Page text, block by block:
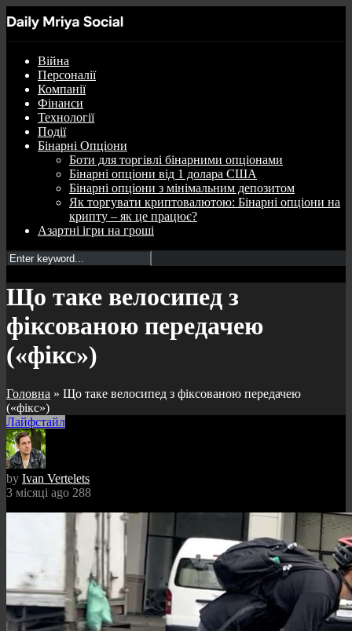
Війна
Персоналії
Компанії
Фінанси
Технології
Події
Бінарні Опціони
Боти для торгівлі бінарними опціонами
Бінарні опціони від 1 долара США
Бінарні опціони з мінімальним депозитом
Як торгувати криптовалютою: Бінарні опціони на
крипту – як це працює?
Азартні ігри на гроші
Що таке велосипед з
фіксованою передачею
(«фікс»)
Головна » Що таке велосипед з фіксованою передачею
(«фікс»)
Лайфстайл
by Ivan Vertelets
3 місяці ago 288